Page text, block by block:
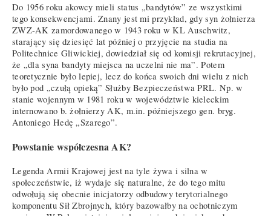
Do 1956 roku akowcy mieli status „bandytów” ze wszystkimi
tego konsekwencjami. Znany jest mi przykład, gdy syn żołnierza
ZWZ-AK zamordowanego w 1943 roku w KL Auschwitz,
starający się dziesięć lat później o przyjęcie na studia na
Politechnice Gliwickiej, dowiedział się od komisji rekrutacyjnej,
że „dla syna bandyty miejsca na uczelni nie ma”. Potem
teoretycznie było lepiej, lecz do końca swoich dni wielu z nich
było pod „czułą opieką” Służby Bezpieczeństwa PRL. Np. w
stanie wojennym w 1981 roku w województwie kieleckim
internowano b. żołnierzy AK, m.in. późniejszego gen. bryg.
Antoniego Hedę „Szarego”.
Powstanie współczesna AK?
Legenda Armii Krajowej jest na tyle żywa i silna w
społeczeństwie, iż wydaje się naturalne, że do tego mitu
odwołują się obecnie inicjatorzy odbudowy terytorialnego
komponentu Sił Zbrojnych, który bazowałby na ochotniczym